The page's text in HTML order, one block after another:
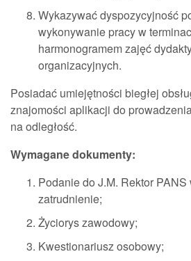
Wykazywać dyspozycyjność
wykonywanie pracy w
harmonogramem zajęć
organizacyjnych.
Posiadać umiejętności biegłej
znajomości aplikacji do
na odległość.
Wymagane dokumenty:
Podanie do J.M. Rektor PANS
zatrudnienie;
Życiorys zawodowy;
Kwestionariusz osobowy;